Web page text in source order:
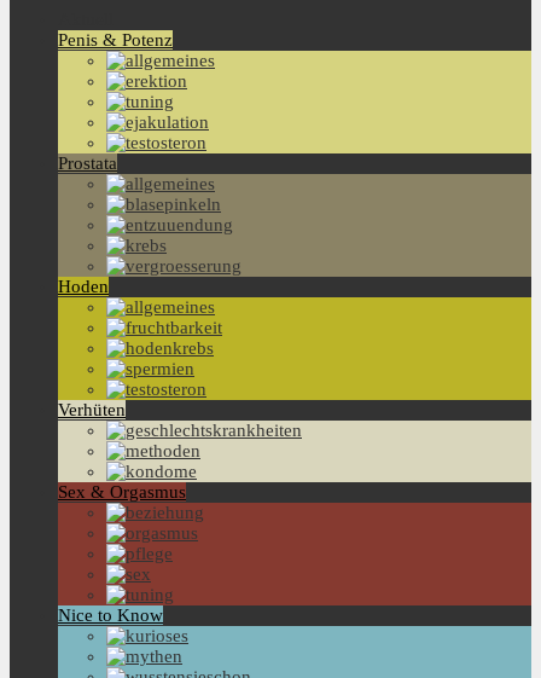
Penis & Potenz
Prostata
Hoden
Verhüten
Sex & Orgasmus
Nice to Know